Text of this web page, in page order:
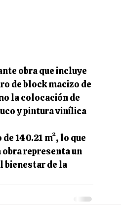
obra que incluye
de block macizo de
la colocación de
y pintura vinílica
140.21 m², lo que
representa un
bienestar de la